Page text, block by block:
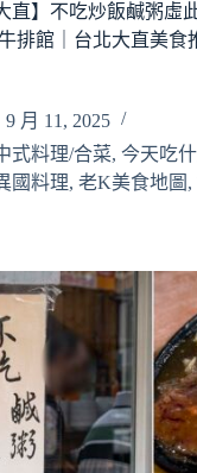
直】不吃炒飯鹹粥虛
排館｜台北大直美食
9 月 11, 2025
式料理/合菜, 今天吃
國料理, 老K美食地圖 ,